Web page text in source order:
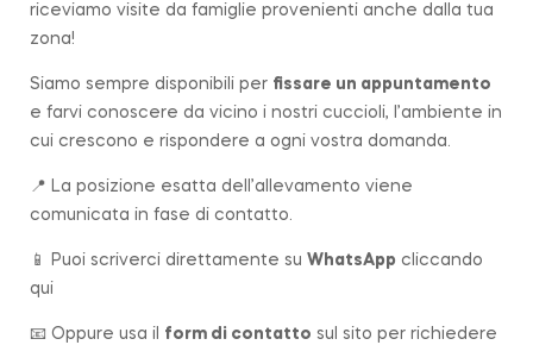
riceviamo visite da famiglie provenienti anche dalla tua
zona!
Siamo sempre disponibili per fissare un appuntamento
e farvi conoscere da vicino i nostri cuccioli, l’ambiente in
cui crescono e rispondere a ogni vostra domanda.
📍 La posizione esatta dell’allevamento viene
comunicata in fase di contatto.
📱 Puoi scriverci direttamente su WhatsApp cliccando
qui
📧 Oppure usa il form di contatto sul sito per richiedere